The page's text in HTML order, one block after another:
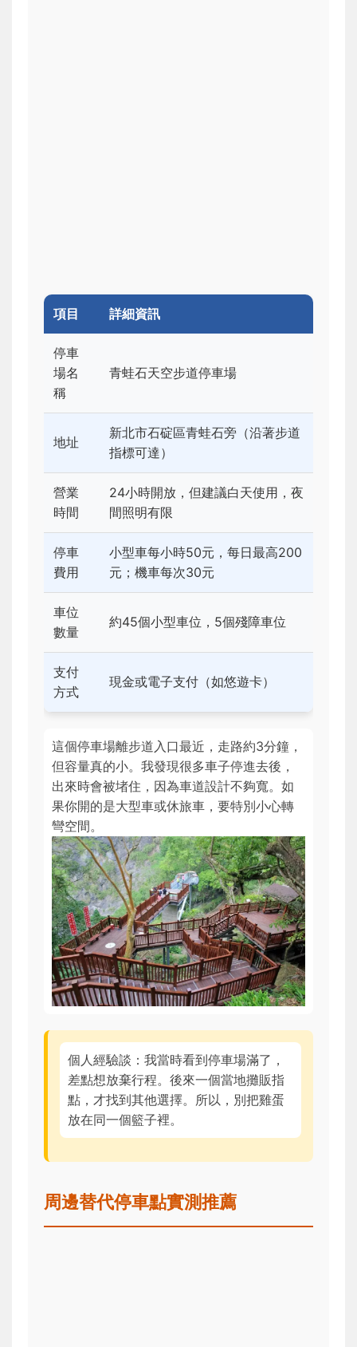
項目 詳細資訊
停車
場名
稱
青蛙石天空步道停車場
地址
新北市石碇區青蛙石旁（沿著步道
指標可達）
營業
時間
24小時開放，但建議白天使用，夜
間照明有限
停車
費用
小型車每小時50元，每日最高200
元；機車每次30元
車位
數量
約45個小型車位，5個殘障車位
支付
方式
現金或電子支付（如悠遊卡）
這個停車場離步道入口最近，走路約3分鐘，
但容量真的小。我發現很多車子停進去後，
出來時會被堵住，因為車道設計不夠寬。如
果你開的是大型車或休旅車，要特別小心轉
彎空間。
個人經驗談：我當時看到停車場滿了，
差點想放棄行程。後來一個當地攤販指
點，才找到其他選擇。所以，別把雞蛋
放在同一個籃子裡。
周邊替代停車點實測推薦